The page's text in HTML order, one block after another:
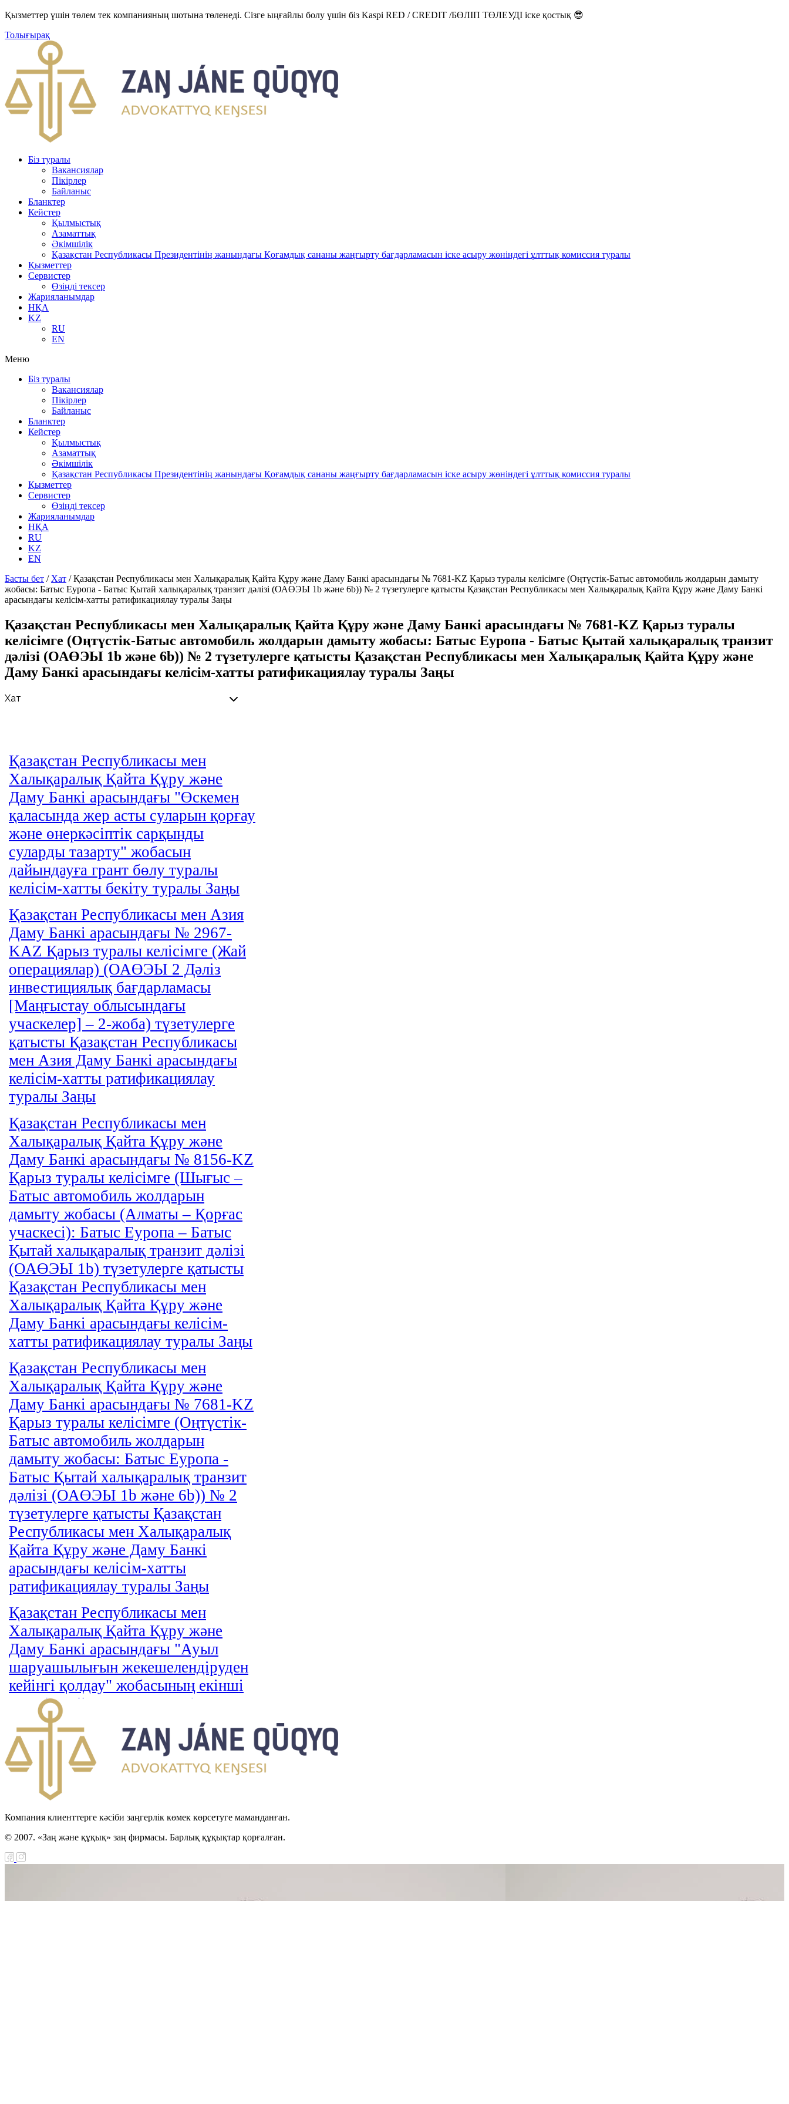
Қызметтер үшін төлем тек компанияның шотына төленеді. Сізге ыңғайлы болу үшін біз Kaspi RED / CREDIT /БӨЛІП ТӨЛЕУДІ іске қостық 😎
Толығырақ
Біз туралы
Вакансиялар
Пікірлер
Байланыс
Бланктер
Кейстер
Қылмыстық
Азаматтық
Әкімшілік
Қазақстан Республикасы Президентінің жанындағы Қоғамдық сананы жаңғырту бағдарламасын іске асыру жөніндегі ұлттық комиссия туралы
Қызметтер
Сервистер
Өзіңді тексер
Жарияланымдар
НҚА
KZ
RU
EN
Меню
Біз туралы
Вакансиялар
Пікірлер
Байланыс
Бланктер
Кейстер
Қылмыстық
Азаматтық
Әкімшілік
Қазақстан Республикасы Президентінің жанындағы Қоғамдық сананы жаңғырту бағдарламасын іске асыру жөніндегі ұлттық комиссия туралы
Қызметтер
Сервистер
Өзіңді тексер
Жарияланымдар
НҚА
RU
KZ
EN
Басты бет / Хат /Қазақстан Республикасы мен Халықаралық Қайта Құру және Даму Банкi арасындағы № 7681-KZ Қарыз туралы келiсiмге (Оңтүстік-Батыс автомобиль жолдарын дамыту
жобасы: Батыс Еуропа - Батыс Қытай халықаралық транзит дәлізі (ОАӨЭЫ 1b және 6b)) № 2 түзетулерге қатысты Қазақстан Республикасы мен Халықаралық Қайта Құру және Даму Банкi
арасындағы келісім-хатты ратификациялау туралы Заңы
Қазақстан Республикасы мен Халықаралық Қайта Құру және Даму Банкi арасындағы № 7681-KZ Қарыз туралы
келiсiмге (Оңтүстік-Батыс автомобиль жолдарын дамыту жобасы: Батыс Еуропа - Батыс Қытай халықаралық транзит
дәлізі (ОАӨЭЫ 1b және 6b)) № 2 түзетулерге қатысты Қазақстан Республикасы мен Халықаралық Қайта Құру және
Даму Банкi арасындағы келісім-хатты ратификациялау туралы Заңы
Қазақстан Республикасы мен
Халықаралық Қайта Құру және
Даму Банкi арасындағы "Өскемен
қаласында жер асты суларын қорғау
және өнеркәсiптiк сарқынды
суларды тазарту" жобасын
дайындауға грант бөлу туралы
келiсiм-хатты бекiту туралы Заңы
Қазақстан Республикасы мен Азия
Даму Банкі арасындағы № 2967-
KАZ Қарыз туралы келісімге (Жай
операциялар) (ОАӨЭЫ 2 Дәліз
инвестициялық бағдарламасы
[Маңғыстау облысындағы
учаскелер] – 2-жоба) түзетулерге
қатысты Қазақстан Республикасы
мен Азия Даму Банкі арасындағы
келісім-хатты ратификациялау
туралы Заңы
Қазақстан Республикасы мен
Халықаралық Қайта Құру және
Даму Банкi арасындағы № 8156-KZ
Қарыз туралы келiсiмге (Шығыс –
Батыс автомобиль жолдарын
дамыту жобасы (Алматы – Қорғас
учаскесі): Батыс Еуропа – Батыс
Қытай халықаралық транзит дәлізі
(ОАӨЭЫ 1b) түзетулерге қатысты
Қазақстан Республикасы мен
Халықаралық Қайта Құру және
Даму Банкi арасындағы келісім-
хатты ратификациялау туралы Заңы
Қазақстан Республикасы мен
Халықаралық Қайта Құру және
Даму Банкi арасындағы № 7681-KZ
Қарыз туралы келiсiмге (Оңтүстік-
Батыс автомобиль жолдарын
дамыту жобасы: Батыс Еуропа -
Батыс Қытай халықаралық транзит
дәлізі (ОАӨЭЫ 1b және 6b)) № 2
түзетулерге қатысты Қазақстан
Республикасы мен Халықаралық
Қайта Құру және Даму Банкi
арасындағы келісім-хатты
ратификациялау туралы Заңы
Қазақстан Республикасы мен
Халықаралық Қайта Құру және
Даму Банкi арасындағы "Ауыл
шаруашылығын жекешелендiруден
кейiнгi қолдау" жобасының екiншi
кезеңiн дайындауға грант бөлу
туралы келiсiм-хатты бекiту туралы
Заңы
Компания клиенттерге кәсіби заңгерлік көмек көрсетуге маманданған.
© 2007. «Заң және құқық» заң фирмасы. Барлық құқықтар қорғалған.